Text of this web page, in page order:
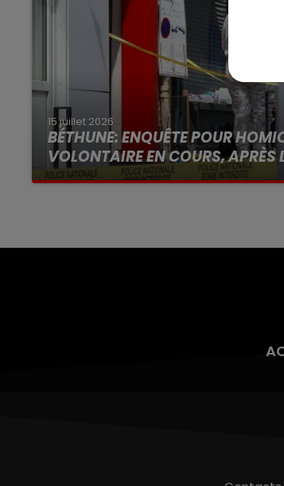
15 juillet 2026
BÉTHUNE: ENQUÊTE POUR
VOLONTAIRE EN COURS, APRÈS
Selon les premiers éléments, le